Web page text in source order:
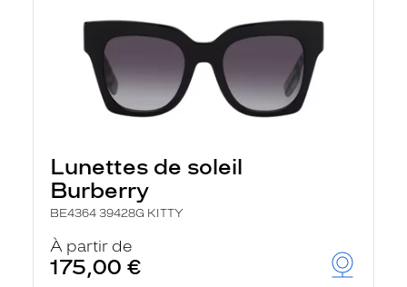
Lunettes de soleil
Burberry
BE4364 39428G KITTY
À partir de
175,00 €